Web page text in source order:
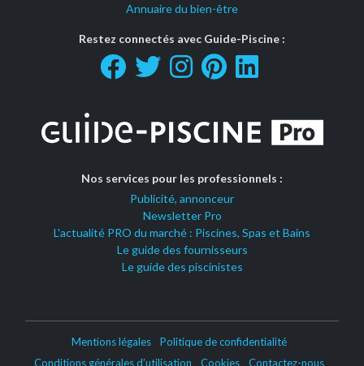
Annuaire du bien-être
Restez connectés avec Guide-Piscine :
Nos services pour les professionnels :
Publicité, annonceur
Newsletter Pro
L'actualité PRO du marché : Piscines, Spas et Bains
Le guide des fournisseurs
Le guide des piscinistes
Mentions légales
Politique de confidentialité
Conditions générales d’utilisation
Cookies Contactez-nous